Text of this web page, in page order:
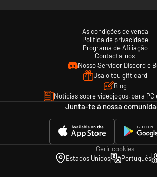
As condições de venda
Política de privacidade
Programa de Afiliação
Contacta-nos
Nosso Servidor Discord e
Usa o teu gift card
Blog
Notícias sobre videojogos, para PC
Junta-te à nossa
Gerir cookies
Estados Unidos
Português